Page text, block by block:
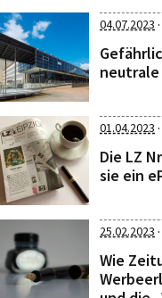
04.07.2023 ·
01.04.2023 ·
Die LZ
sie ein
25.02.2023 ·
Wie